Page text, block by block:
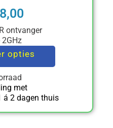
ontvanger
2GHz
opties
met
á 2 dagen thuis